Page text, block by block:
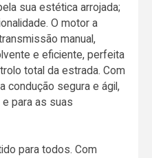
sua estética arrojada;
O motor a
manual,
e eficiente, perfeita
total da estrada. Com
condução segura e ágil,
para as suas
para todos. Com